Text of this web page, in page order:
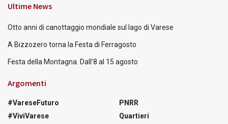
Ultime News
Otto anni di canottaggio mondiale sul lago di Varese
A Bizzozero torna la Festa di Ferragosto
Festa della Montagna. Dall’8 al 15 agosto
Argomenti
#VareseFuturo
#ViviVarese
PNRR
Quartieri